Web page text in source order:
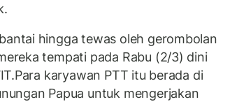
hingga tewas oleh gerombolan
tempati pada Rabu (2/3) dini
karyawan PTT itu berada di
Papua untuk mengerjakan